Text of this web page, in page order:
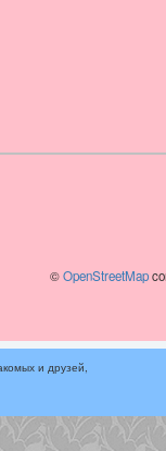
©OpenStreetMap
и друзей,